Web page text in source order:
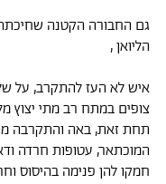
גם החבורה הקטנה
הליואן ,
איש לא העז להתקרב, על
צופים במתח רב מתי יצוץ
תחת זאת, באה והתקרבה
המוכתאר, עטופות חרדה
חמקו להן פנימה בהיסוס